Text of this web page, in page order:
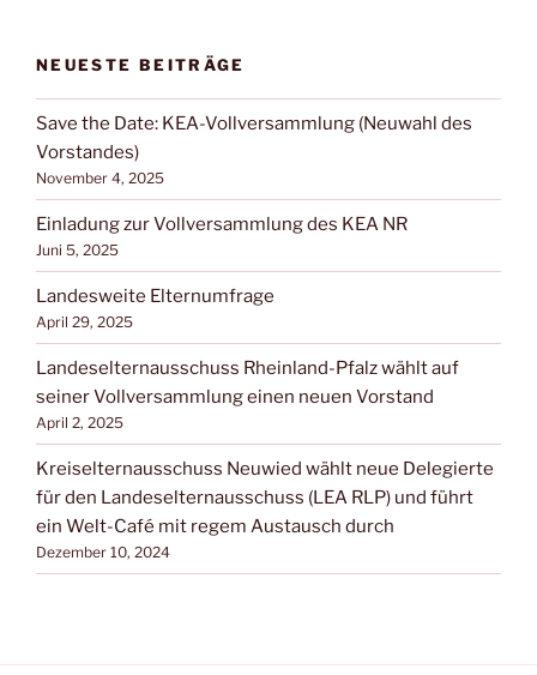
NEUESTE BEITRÄGE
Save the Date: KEA-Vollversammlung (Neuwahl des
Vorstandes)
November 4, 2025
Einladung zur Vollversammlung des KEA NR
Juni 5, 2025
Landesweite Elternumfrage
April 29, 2025
Landeselternausschuss Rheinland-Pfalz wählt auf
seiner Vollversammlung einen neuen Vorstand
April 2, 2025
Kreiselternausschuss Neuwied wählt neue Delegierte
für den Landeselternausschuss (LEA RLP) und führt
ein Welt-Café mit regem Austausch durch
Dezember 10, 2024